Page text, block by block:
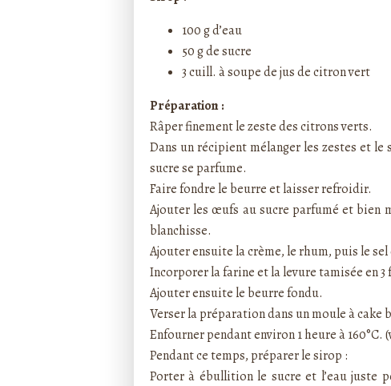
100 g d’eau
50 g de sucre
3 cuill. à soupe de jus de citron vert
Préparation :
Râper finement le zeste des citrons verts.
Dans un récipient mélanger les zestes et
sucre se parfume.
Faire fondre le beurre et laisser refroidir.
Ajouter les œufs au sucre parfumé et bien
blanchisse.
Ajouter ensuite la crème, le rhum, puis le
Incorporer la farine et la levure tamisée en
Ajouter ensuite le beurre fondu.
Verser la préparation dans un moule à cake
Enfourner pendant environ 1 heure à
Pendant ce temps, préparer le sirop :
Porter à ébullition le sucre et l’eau juste